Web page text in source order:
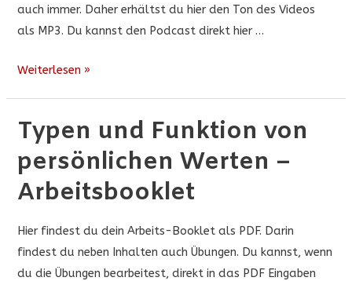
auch immer. Daher erhältst du hier den Ton des Videos
als MP3. Du kannst den Podcast direkt hier …
Typen
von
persönlichen
Werten
–
Weiterlesen »
Typen und Funktion von
persönlichen Werten –
Arbeitsbooklet
Hier findest du dein Arbeits-Booklet als PDF. Darin
findest du neben Inhalten auch Übungen. Du kannst, wenn
du die Übungen bearbeitest, direkt in das PDF Eingaben